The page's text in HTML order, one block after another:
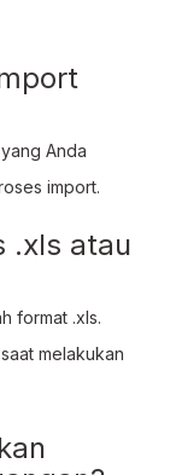
Anda
import.
.xls atau
format .xls.
melakukan